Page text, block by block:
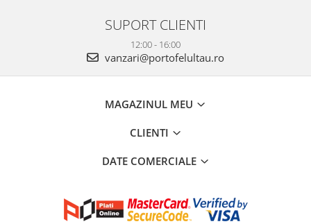
SUPORT CLIENTI
12:00 - 16:00
vanzari@portofelultau.ro
MAGAZINUL MEU
CLIENTI
DATE COMERCIALE